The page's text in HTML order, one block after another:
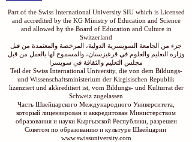
Part of the Swiss International University SIU which is Licensed
and accredited by the KG Ministry of Education and Science
and allowed by the Board of Education and Culture in
Switzerland
جزء من الجامعة السويسرية الدولية، المرخصة والمعتمدة من قبل
وزارة التعليم والعلوم في قرغيزستان، والمسموح لها بالعمل من قبل
مجلس التعليم والثقافة في سويسرا
Teil der Swiss International University, die von dem Bildungs-
und Wissenschaftsministerium der Kirgisischen Republik
lizenziert und akkreditiert ist, vom Bildungs- und Kulturrat der
Schweiz zugelassen
Часть Швейцарского Международного Университета,
который лицензирован и аккредитован Министерством
образования и науки Кыргызской Республики, разрешен
Советом по образованию и культуре Швейцарии
www.swissuniversity.com